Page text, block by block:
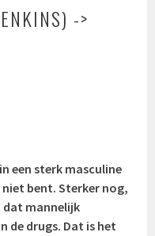
->
een sterk masculine
bent. Sterker nog,
dat mannelijk
de drugs. Dat is het